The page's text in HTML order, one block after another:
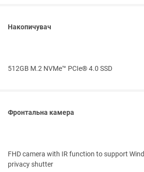
Накопичувач
512GB M.2 NVMe™ PCIe® 4.0 SSD
Фронтальна камера
FHD camera with IR function to support
privacy shutter